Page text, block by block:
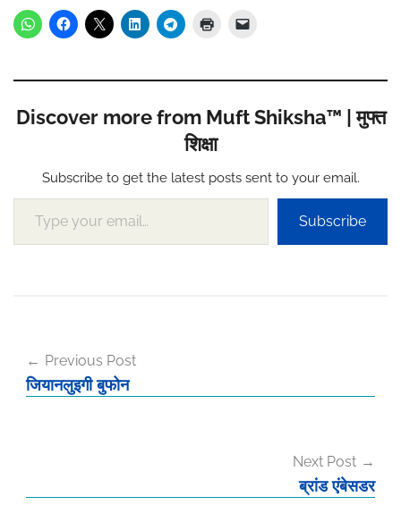
Discover more from Muft Shiksha™ | मुफ्त
शिक्षा
Subscribe to get the latest posts sent to your email.
Type your email…
Subscribe
navigation
Previous Post
जियानलुइगी बुफोन
Next Post
ब्रांड एंबेसडर